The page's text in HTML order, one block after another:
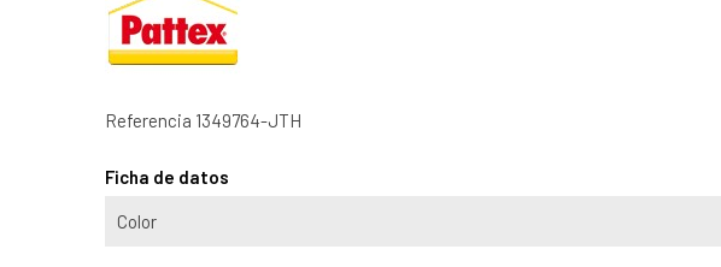
Referencia 1349764-JTH
Ficha de datos
Color